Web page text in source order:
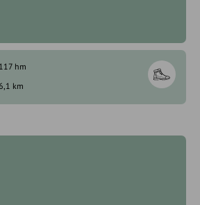
117 hm
km